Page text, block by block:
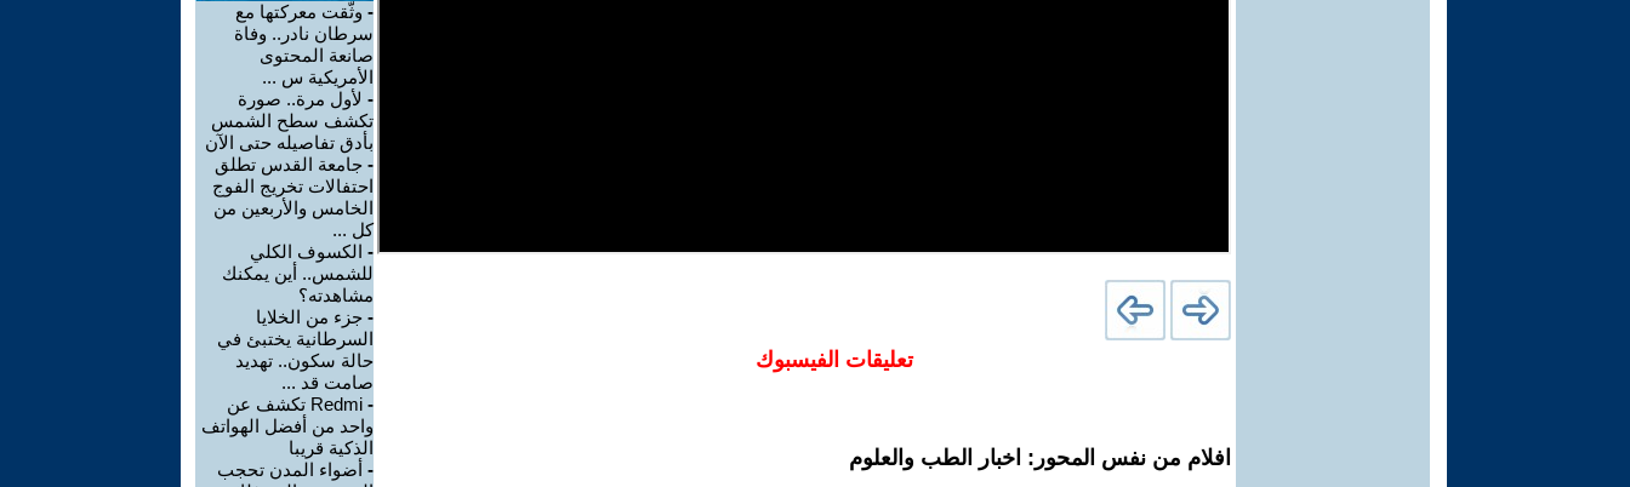
تعليقات الفيسبوك
افلام من نفس المحور: اخبار الطب والعلوم
- وثّقت معركتها مع
سرطان نادر.. وفاة
صانعة المحتوى
الأمريكية س ...
- لأول مرة.. صورة
تكشف سطح الشمس
بأدق تفاصيله حتى الآن
- جامعة القدس تطلق
احتفالات تخريج الفوج
الخامس والأربعين من
كل ...
- الكسوف الكلي
للشمس.. أين يمكنك
مشاهدته؟
- جزء من الخلايا
السرطانية يختبئ في
حالة سكون.. تهديد
صامت قد ...
-
Redmi تكشف عن
واحد من أفضل الهواتف
الذكية قريبا
- أضواء المدن تحجب